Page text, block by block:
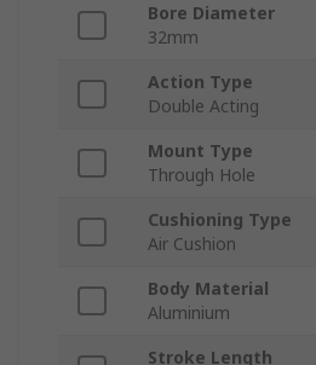
Bore Diameter
32mm
Action Type
Double Acting
Mount Type
Through Hole
Cushioning Type
Air Cushion
Body Material
Aluminium
Stroke Length